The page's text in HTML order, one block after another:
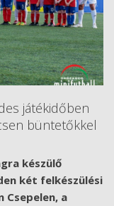
játékidőben
büntetőkkel
készülő
két felkészülési
a